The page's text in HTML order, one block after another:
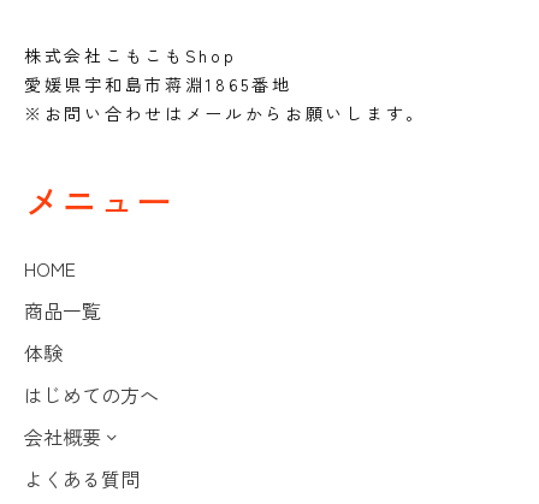
株式会社こもこもShop
愛媛県宇和島市蒋淵1865番地
※お問い合わせはメールからお願いします。
メニュー
HOME
商品一覧
体験
はじめての方へ
会社概要
よくある質問